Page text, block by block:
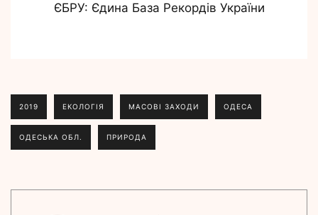
ЄБРУ: Єдина База Рекордів України
2019 ЕКОЛОГІЯ МАСОВІ ЗАХОДИ ОДЕСА
ОДЕСЬКА ОБЛ. ПРИРОДА